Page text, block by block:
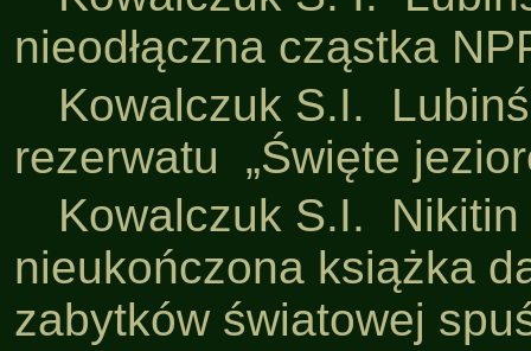
nieodłączna cząstka
Kowalczuk S.I.
rezerwatu „Święte
Kowalczuk S.I.
nieukończona książka
zabytków światowej